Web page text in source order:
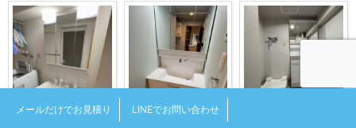
メールだけでお見積り LINEでお問い合わせ